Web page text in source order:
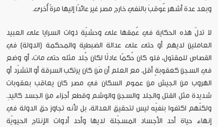
وبعد عدة أشهر عُوقبَ بالنفي خارج مصر غير عائدًا إليها مرةً أُخرى.
لا تدلّ هذه الحكاية في عُمقها على وحشيّة ذوات السرايا على العبيد
العاملين لديهم أو حتى على عدالة الضبطية والمحكمة (الدولة) في
القصاص للمقتول، فلو كان حُكمًا عادلًا لكان جُلد مثله حتى مات، أو وضع
في السجن كعقوبةٍ أقل. مع العلم أن مَن كان يرتكب السرقة أو التشرّد أو
الهروب من الجيش من عموم السكان في مصر كان يعاقب بعقوبات
شديدة مثل القتل والجلد والسجن والوشم وقطع أجزاء من الجسد كاليدِ.
ولكنّهم اكتفوا بنفيّه ليس لتحقيق العدالة، بل لأنه تجاوز حق الدولة في
إنهاء حياة أحد الأجساد المسجّلة لديها وأحد أدوات الإنتاج الحيويّة